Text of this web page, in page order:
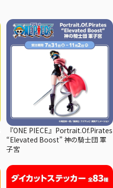
『ONE PIECE』Portrait.Of.Pirates
“Elevated Boost” 神の騎士団 軍
子宮